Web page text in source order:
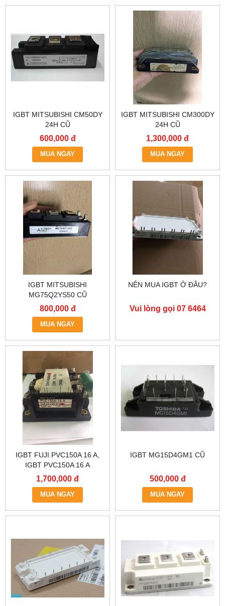
IGBT MITSUBISHI CM50DY
24H CŨ
600,000 đ
MUA NGAY
IGBT MITSUBISHI CM300DY
24H CŨ
1,300,000 đ
MUA NGAY
IGBT MITSUBISHI
MG75Q2YS50 CŨ
800,000 đ
MUA NGAY
NÊN MUA IGBT Ở ĐÂU?
Vui lòng gọi 07 6464
IGBT FUJI PVC150A 16 A,
IGBT PVC150A 16 A
1,700,000 đ
MUA NGAY
IGBT MG15D4GM1 CŨ
500,000 đ
MUA NGAY